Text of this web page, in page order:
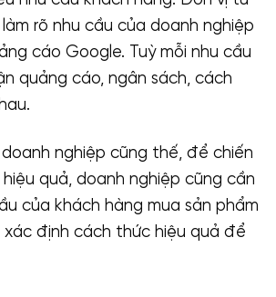
rõ nhu cầu của doanh nghiệp
cáo Google. Tuỳ mỗi nhu cầu
quảng cáo, ngân sách, cách
nghiệp cũng thế, để chiến
quả, doanh nghiệp cũng cần
của khách hàng mua sản phẩm
định cách thức hiệu quả để